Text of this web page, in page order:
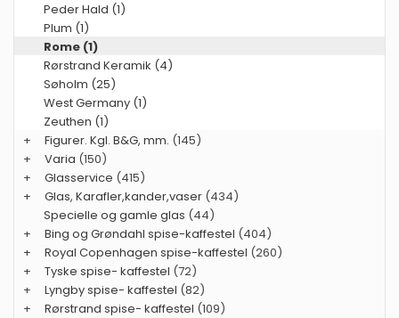
Peder Hald (1)
Plum (1)
Rome (1)
Rørstrand Keramik (4)
Søholm (25)
West Germany (1)
Zeuthen (1)
+
Figurer. Kgl. B&G, mm. (145)
+
Varia (150)
+
Glasservice (415)
+
Glas, Karafler,kander,vaser (434)
Specielle og gamle glas (44)
+
Bing og Grøndahl spise-kaffestel (404)
+
Royal Copenhagen spise-kaffestel (260)
+
Tyske spise- kaffestel (72)
+
Lyngby spise- kaffestel (82)
+
Rørstrand spise- kaffestel (109)